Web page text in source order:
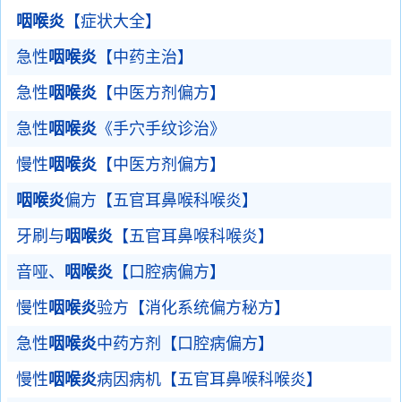
咽喉炎 【症状大全】
急性咽喉炎 【中药主治】
急性咽喉炎 【中医方剂偏方】
急性咽喉炎 《手穴手纹诊治》
慢性咽喉炎 【中医方剂偏方】
咽喉炎偏方【五官耳鼻喉科喉炎】
牙刷与咽喉炎 【五官耳鼻喉科喉炎】
音哑、 咽喉炎 【口腔病偏方】
慢性咽喉炎验方【消化系统偏方秘方】
急性咽喉炎中药方剂【口腔病偏方】
慢性咽喉炎病因病机【五官耳鼻喉科喉炎】